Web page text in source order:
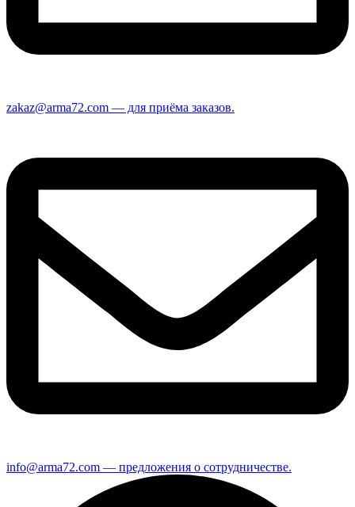
zakaz@arma72.com — для приёма заказов.
info@arma72.com — предложения о сотрудничестве.